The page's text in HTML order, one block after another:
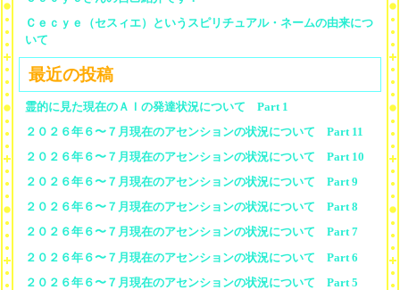
Ｃｅｃｙｅ（セスィエ）というスピリチュアル・ネームの由来につ
いて
最近の投稿
霊的に見た現在のＡＩの発達状況について Part 1
２０２６年６〜７月現在のアセンションの状況について Part 11
２０２６年６〜７月現在のアセンションの状況について Part 10
２０２６年６〜７月現在のアセンションの状況について Part 9
２０２６年６〜７月現在のアセンションの状況について Part 8
２０２６年６〜７月現在のアセンションの状況について Part 7
２０２６年６〜７月現在のアセンションの状況について Part 6
２０２６年６〜７月現在のアセンションの状況について Part 5